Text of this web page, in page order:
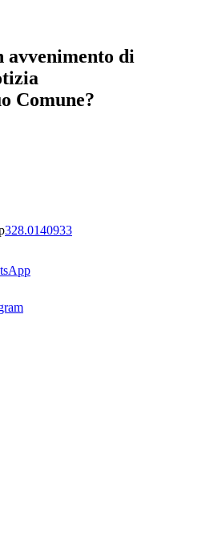
avvenimento di
Comune?
328.0140933